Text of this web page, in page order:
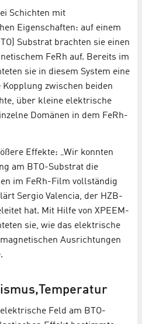
Schichten mit
Eigenschaften: auf einem
Substrat brachten sie einen
FeRh auf. Bereits im
sie in diesem System eine
zwischen beiden
über kleine elektrische
Domänen in dem FeRh-
Effekte: „Wir konnten
am BTO-Substrat die
im FeRh-Film vollständig
Sergio Valencia, der HZB-
hat. Mit Hilfe von XPEEM-
sie, wie das elektrische
Ausrichtungen
Feld am BTO-